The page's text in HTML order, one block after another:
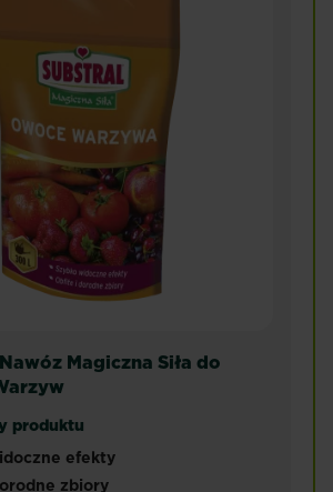
Magiczna Siła do
produktu
efekty
zbiory